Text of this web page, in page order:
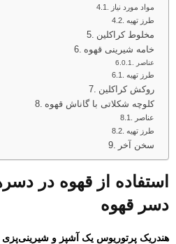
مواد مورد نیاز
طرز تهیه
مخلوط کراکلین
خامه شیرینی قهوه
عناصر
طرز تهیه
روکش کراکلین
کلوچه شکلاتی با گاناش قهوه
عناصر
طرز تهیه
سخن آخر
استفاده از قهوه در
دسر قهوه